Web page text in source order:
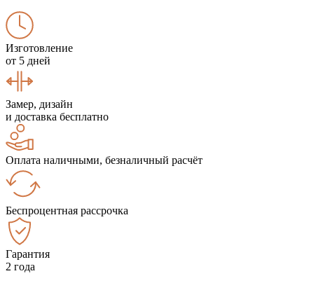
Изготовление
от 5 дней
Замер, дизайн
и доставка бесплатно
Оплата наличными, безналичный расчёт
Беспроцентная рассрочка
Гарантия
2 года